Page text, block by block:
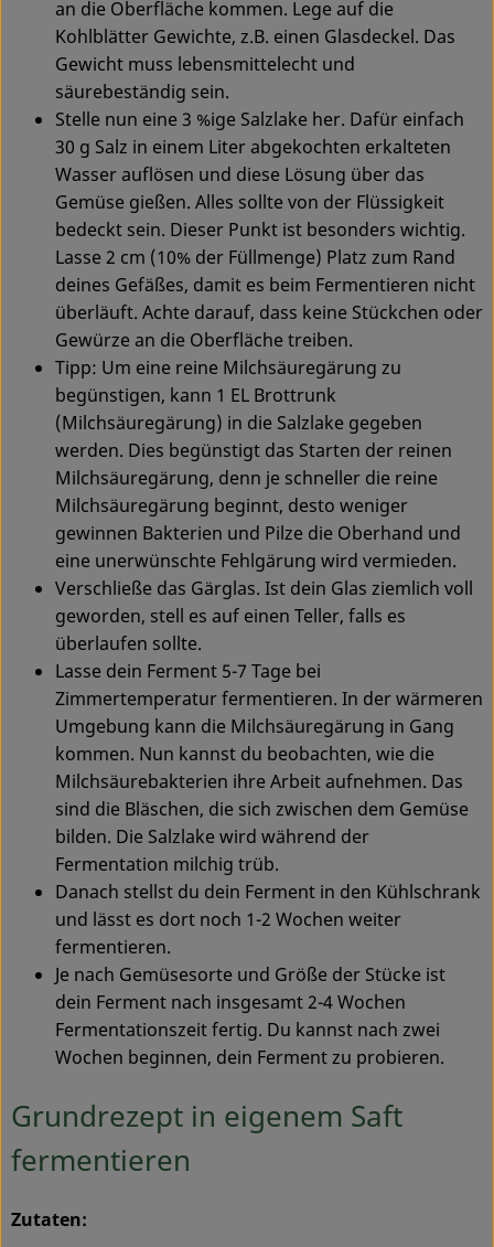
an die Oberfläche kommen. Lege auf die
Kohlblätter Gewichte, z.B. einen Glasdeckel. Das
Gewicht muss lebensmittelecht und
säurebeständig sein.
Stelle nun eine 3 %ige Salzlake her. Dafür einfach
30 g Salz in einem Liter abgekochten erkalteten
Wasser auflösen und diese Lösung über das
Gemüse gießen. Alles sollte von der Flüssigkeit
bedeckt sein. Dieser Punkt ist besonders wichtig.
Lasse 2 cm (10% der Füllmenge) Platz zum Rand
deines Gefäßes, damit es beim Fermentieren nicht
überläuft. Achte darauf, dass keine Stückchen oder
Gewürze an die Oberfläche treiben.
Tipp: Um eine reine Milchsäuregärung zu
begünstigen, kann 1 EL Brottrunk
(Milchsäuregärung) in die Salzlake gegeben
werden. Dies begünstigt das Starten der reinen
Milchsäuregärung, denn je schneller die reine
Milchsäuregärung beginnt, desto weniger
gewinnen Bakterien und Pilze die Oberhand und
eine unerwünschte Fehlgärung wird vermieden.
Verschließe das Gärglas. Ist dein Glas ziemlich voll
geworden, stell es auf einen Teller, falls es
überlaufen sollte.
Lasse dein Ferment 5-7 Tage bei
Zimmertemperatur fermentieren. In der wärmeren
Umgebung kann die Milchsäuregärung in Gang
kommen. Nun kannst du beobachten, wie die
Milchsäurebakterien ihre Arbeit aufnehmen. Das
sind die Bläschen, die sich zwischen dem Gemüse
bilden. Die Salzlake wird während der
Fermentation milchig trüb.
Danach stellst du dein Ferment in den Kühlschrank
und lässt es dort noch 1-2 Wochen weiter
fermentieren.
Je nach Gemüsesorte und Größe der Stücke ist
dein Ferment nach insgesamt 2-4 Wochen
Fermentationszeit fertig. Du kannst nach zwei
Wochen beginnen, dein Ferment zu probieren.
Grundrezept in eigenem Saft
fermentieren
Zutaten: